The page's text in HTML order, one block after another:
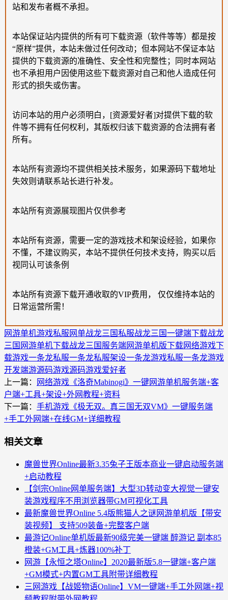
站和发布者概不承担。
本站保证站内提供的所有可下载资源（软件等等）都是按
“原样”提供，本站未做过任何改动；但本网站不保证本站
提供的下载资源的准确性、安全性和完整性；同时本网站
也不承担用户因使用这些下载资源对自己和他人造成任何
形式的损失或伤害。
访问本站的用户必须明白，[资源爱好者]对提供下载的软
件等不拥有任何权利，其版权归该下载资源的合法拥有者
所有。
本站所有资源均不提供相关技术服务，如果源码下载地址
失效则请联系站长进行补发。
本站所有资源展现图片仅供参考
本站所有资源，需要一定的游戏技术和架设经验，如果你
不懂，不建议购买，本站不提供任何技术支持，购买以后
视同认可该条例
本站所有资源下载开通收取的VIP费用， 仅仅维持本站的
日常运营所需！
网游单机游戏私服 网单战龙三国私服战龙三国一键端下载战龙
三国网游单机下载战龙三国服务端网游单机版下载网络游戏下
载游戏一条龙私服一条龙私服架设一条龙游戏私服一条龙游戏
开发端游源码游戏源码游戏爱好者
上一篇：
网络游戏《洛奇Mabinogi》一键网游单机服务端+客
户端+工具+架设+外网教程+资料
下一篇： 手机游戏《极无双。真三国无双VM》一键服务端
+手工外网端+在线GM+详细教程
相关文章
魔兽世界Online最新3.35兔子王版本商业一键启动服务端
+启动教程
【剑宗Online网单服务端】大型3D转动变大视觉一键安
装游戏程序不用浏览器带GM可视化工具
最新魔兽世界Online 5.4版熊猫人之谜网游单机版【带安
装视频】 支持509装备+完整客户端
最游记Online单机版最新90级完美一键端 醉游记 副本85
橙装+GM工具+炼器100%补丁
网游【永恒之塔Online】2020最新版5.8一键端+客户端
+GM模式+内置GM工具附带详细教程
三网游戏【战姬物语Online】VM一键端+手工外网端+视